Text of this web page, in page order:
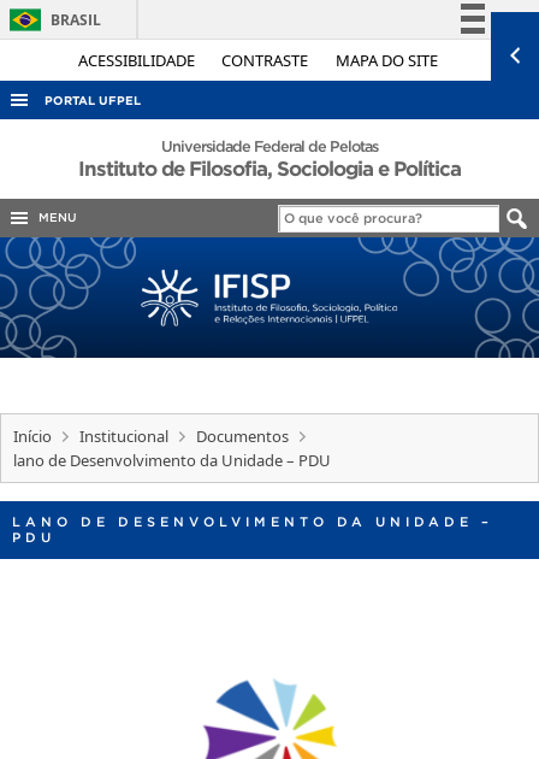
ACESSIBILIDADE CONTRASTE MAPA DO SITE
BRASIL
Simplifique!
Acesso à informação
Legislação
Canais
PORTAL UFPEL
ACESSO À INFORMAÇÃO
COBALTO
CONCURSOS
EDITAIS
INTERNACIONAL
PORTARIAS
TELEFONES
Universidade Federal de Pelotas
Instituto de Filosofia, Sociologia e Política
MENU
Início Institucional
Documentos
lano de Desenvolvimento da Unidade – PDU
LANO DE DESENVOLVIMENTO DA UNIDADE –
PDU